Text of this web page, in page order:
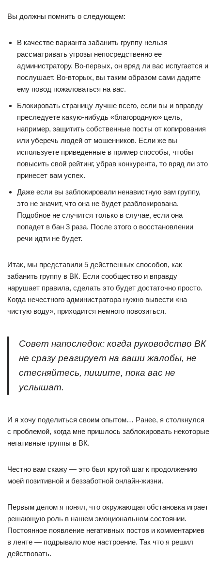
Вы должны помнить о следующем:
В качестве варианта забанить группу нельзя
рассматривать угрозы непосредственно ее
администратору. Во-первых, он вряд ли вас испугается и
послушает. Во-вторых, вы таким образом сами дадите
ему повод пожаловаться на вас.
Блокировать страницу лучше всего, если вы и вправду
преследуете какую-нибудь «благородную» цель,
например, защитить собственные посты от копирования
или уберечь людей от мошенников. Если же вы
используете приведенные в пример способы, чтобы
повысить свой рейтинг, убрав конкурента, то вряд ли это
принесет вам успех.
Даже если вы заблокировали ненавистную вам группу,
это не значит, что она не будет разблокирована.
Подобное не случится только в случае, если она
попадет в бан 3 раза. После этого о восстановлении
речи идти не будет.
Итак, мы представили 5 действенных способов, как
забанить группу в ВК. Если сообщество и вправду
нарушает правила, сделать это будет достаточно просто.
Когда нечестного администратора нужно вывести «на
чистую воду», приходится немного повозиться.
Совет напоследок: когда руководство ВК
не сразу реагирует на ваши жалобы, не
стесняйтесь, пишите, пока вас не
услышат.
И я хочу поделиться своим опытом… Ранее, я столкнулся
с проблемой, когда мне пришлось заблокировать некоторые
негативные группы в ВК.
Честно вам скажу — это был крутой шаг к продолжению
моей позитивной и беззаботной онлайн-жизни.
Первым делом я понял, что окружающая обстановка играет
решающую роль в нашем эмоциональном состоянии.
Постоянное появление негативных постов и комментариев
в ленте — подрывало мое настроение. Так что я решил
действовать.